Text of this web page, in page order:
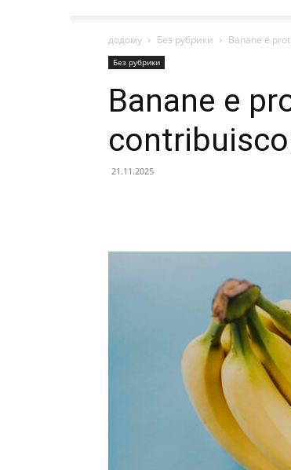
додому Без рубрики Banane e
Без рубрики
Banane e
21.11.2025